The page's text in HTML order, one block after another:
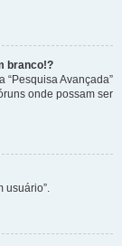
branco!?
“Pesquisa Avançada”
onde possam ser
usuário”.